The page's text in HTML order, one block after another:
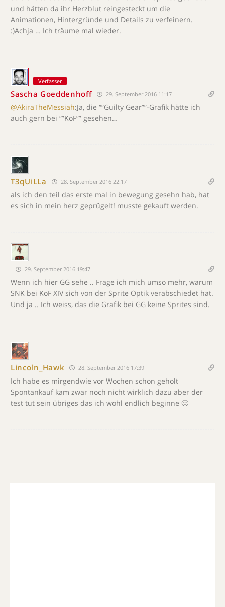
und hätten da ihr Herzblut reingesteckt um die
Animationen, Hintergründe und Details zu verfeinern.
:)Achja … Ich träume mal wieder.
Verfasser
Sascha Goeddenhoff 29. September 2016 11:17
@AkiraTheMessiah:Ja, die “”Guilty Gear””-Grafik hätte ich
auch gern bei “”KoF”” gesehen…
T3qUiLLa 28. September 2016 22:17
als ich den teil das erste mal in bewegung gesehn hab, hat
es sich in mein herz geprügelt! musste gekauft werden.
29. September 2016 19:47
Wenn ich hier GG sehe .. Frage ich mich umso mehr, warum
SNK bei KoF XIV sich von der Sprite Optik verabschiedet hat.
Und ja .. Ich weiss, das die Grafik bei GG keine Sprites sind.
Lincoln_Hawk 28. September 2016 17:39
Ich habe es mirgendwie vor Wochen schon geholt
Spontankauf kam zwar noch nicht wirklich dazu aber der
test tut sein übriges das ich wohl endlich beginne 🙂